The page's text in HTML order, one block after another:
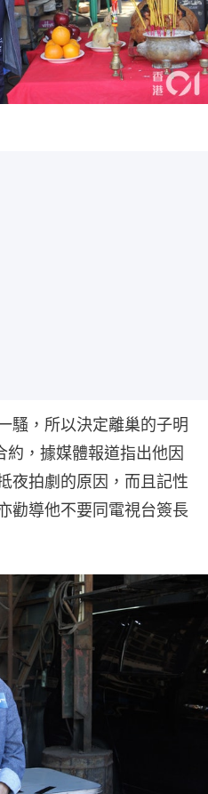
騷，所以決定離巢的子明
，據媒體報道指出他因
夜拍劇的原因，而且記性
勸導他不要同電視台簽長